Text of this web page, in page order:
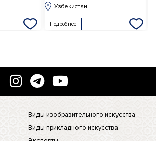
Узбекистан
Подробнее
Виды изобразительного искусства
Виды прикладного искусства